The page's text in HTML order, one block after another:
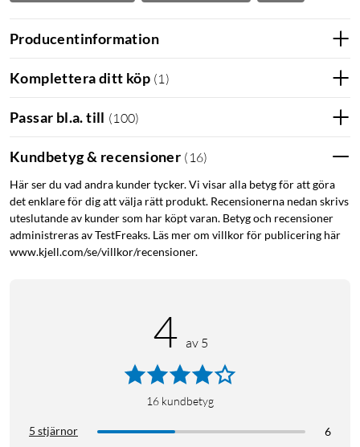
Producentinformation
Komplettera ditt köp (1 )
Passar bl.a. till (100)
Kundbetyg & recensioner ( 16)
Här ser du vad andra kunder tycker. Vi visar alla betyg för att göra
det enklare för dig att välja rätt produkt. Recensionerna nedan skrivs
uteslutande av kunder som har köpt varan. Betyg och recensioner
administreras av TestFreaks. Läs mer om villkor för publicering här
www.kjell.com/se/villkor/recensioner.
4 av 5
16 kundbetyg
5 stjärnor
6